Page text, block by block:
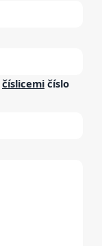
číslicemi číslo